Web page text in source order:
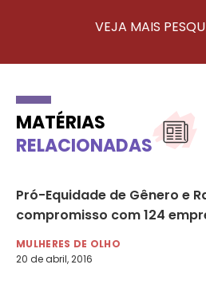
VEJA MAIS
MATÉRIAS
RELACIONADAS
Pró-Equidade de Gênero e
compromisso com 124
MULHERES DE OLHO
20 de abril, 2016